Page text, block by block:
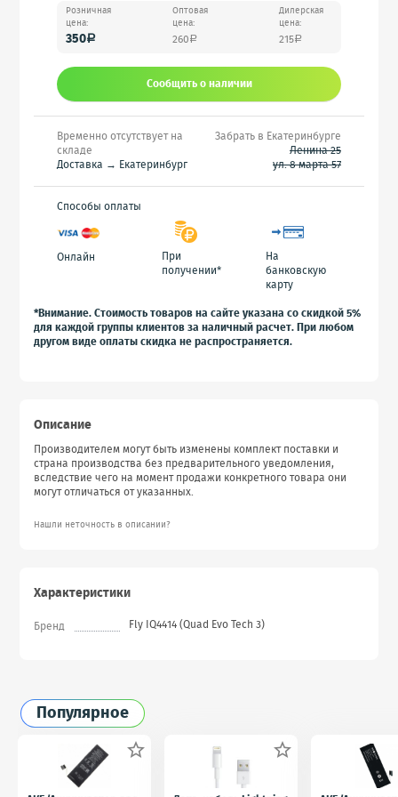
Розничная
цена:
350a
Оптовая
цена:
260 a
Дилерская
цена:
215a
Сообщить o наличии
Временно отсутствует на
складе
Доставка → Екатеринбург
Забрать в Екатеринбурге
Ленина 25
ул. 8 марта 57
Способы оплаты
Онлайн
При
получении*
На
банковскую
карту
*Внимание. Стоимость товаров на сайте указана со скидкой 5%
для каждой группы клиентов за наличный расчет. При любом
другом виде оплаты скидка не распространяется.
Описание
Производителем могут быть изменены комплект поставки и
страна производства без предварительного уведомления,
вследствие чего на момент продажи конкретного товара они
могут отличаться от указанных.
Нашли неточность в описании?
Характеристики
Бренд Fly IQ4414 (Quad Evo Tech 3)
Популярное
 